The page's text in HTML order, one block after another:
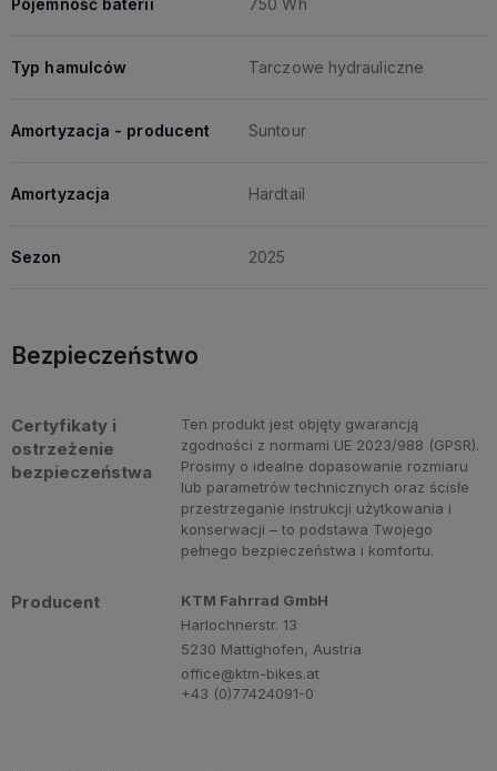
Typ hamulców Tarczowe hydrauliczne
Amortyzacja - producent Suntour
Amortyzacja Hardtail
Sezon 2025
Bezpieczeństwo
Certyfikaty i
ostrzeżenie
bezpieczeństwa
Ten produkt jest objęty gwarancją
zgodności z normami UE 2023/988 (GPSR).
Prosimy o idealne dopasowanie rozmiaru
lub parametrów technicznych oraz ścisłe
przestrzeganie instrukcji użytkowania i
konserwacji – to podstawa Twojego
pełnego bezpieczeństwa i komfortu.
Producent
KTM Fahrrad GmbH
Harlochnerstr. 13
5230 Mattighofen, Austria
office@ktm-bikes.at
+43 (0)77424091-0